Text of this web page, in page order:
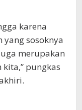
karena
sosoknya
merupakan
pungkas